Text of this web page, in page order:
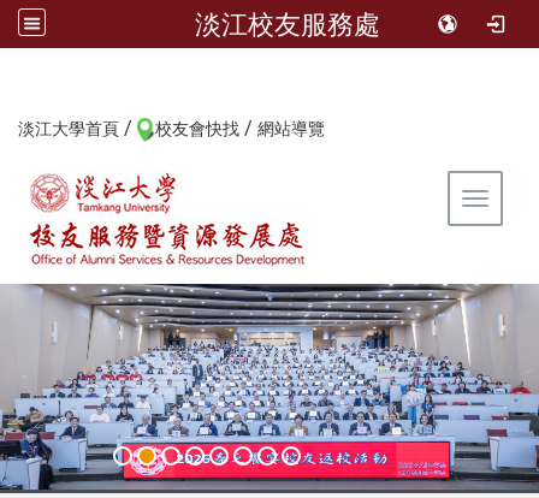
淡江校友服務處
淡江大學首頁 / 校友會快找 / 網站導覽
Toggle